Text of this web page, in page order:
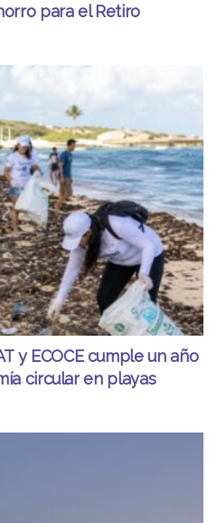
para el Retiro
y ECOCE cumple un año
circular en playas